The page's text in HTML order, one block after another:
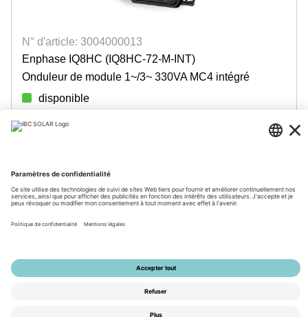
N° d'article: 3004000013
Enphase IQ8HC (IQ8HC-72-M-INT)
Onduleur de module 1~/3~ 330VA MC4 intégré
disponible
Login for prices
Mentions légales
Protection des données
CGV
Accessibilité
Tools Paramètres de confidentialité